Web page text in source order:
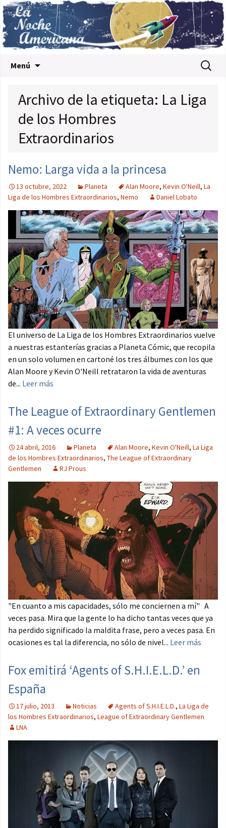
Menú Buscar:
Archivo de la etiqueta: La Liga
de los Hombres
Extraordinarios
Nemo: Larga vida a la princesa
13 octubre, 2022 Planeta Alan Moore, Kevin O'Neill, La
Liga de los Hombres Extraordinarios, Nemo Daniel Lobato
El universo de La Liga de los Hombres Extraordinarios vuelve
a nuestras estanterías gracias a Planeta Cómic, que recopila
en un solo volumen en cartoné los tres álbumes con los que
Alan Moore y Kevin O'Neill retrataron la vida de aventuras
de... Leer más
The League of Extraordinary Gentlemen
#1: A veces ocurre
24 abril, 2016 Planeta Alan Moore, Kevin O'Neill, La Liga
de los Hombres Extraordinarios, The League of Extraordinary
Gentlemen
RJ Prous
"En cuanto a mis capacidades, sólo me conciernen a mí" A
veces pasa. Mira que la gente lo ha dicho tantas veces que ya
ha perdido significado la maldita frase, pero a veces pasa. En
ocasiones es tal la diferencia, no sólo de nivel... Leer más
Fox emitirá ‘Agents of S.H.I.E.L.D.’ en
España
17 julio, 2013 Noticias Agents of S.H.I.E.L.D., La Liga de
los Hombres Extraordinarios, League of Extraordinary Gentlemen
LNA